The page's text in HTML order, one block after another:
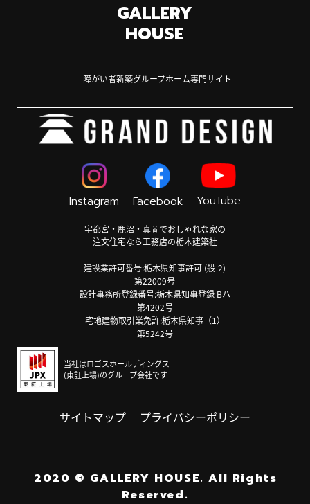
GALLERY
HOUSE
障がい者新築グループホーム専門サイト
Instagram Facebook YouTube
宇都宮・鹿沼・真岡でおしゃれな家の
注文住宅なら工務店の栃木建築社
建設業許可番号:栃木県知事許可 (般-2)
第22009号
設計事務所登録番号:栃木県知事登録 Bハ
第4202号
宅地建物取引業免許:栃木県知事（1）
第5242号
当社はロゴスホールディングス
(東証上場)のグループ会社です
サイトマップ プライバシーポリシー
2020 © GALLERY HOUSE. All Rights
Reserved.